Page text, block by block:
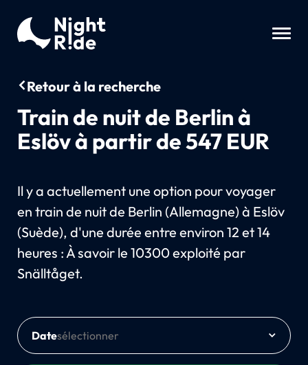
Retour à la recherche
Train de nuit de Berlin à
Eslöv à partir de 547 EUR
Il y a actuellement une option pour voyager
en train de nuit de Berlin (Allemagne) à Eslöv
(Suède), d'une durée entre environ 12 et 14
heures : À savoir le 10300 exploité par
Snälltåget.
Date